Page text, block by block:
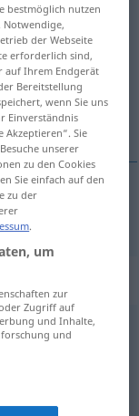
antippen)
,monoton
bestmöglich nutzen
der Webseite
erforderlich sind,
auf Ihrem Endgerät
Bereitstellung
wenn Sie uns
Einverständnis
Akzeptieren“. Sie
unserer
zu den Cookies
Sie einfach auf den
zu der
.
um
zur
Zugriff auf
und Inhalte,
und